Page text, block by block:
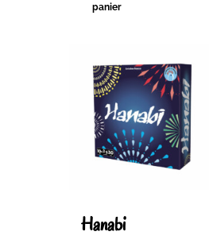
panier
Hanabi